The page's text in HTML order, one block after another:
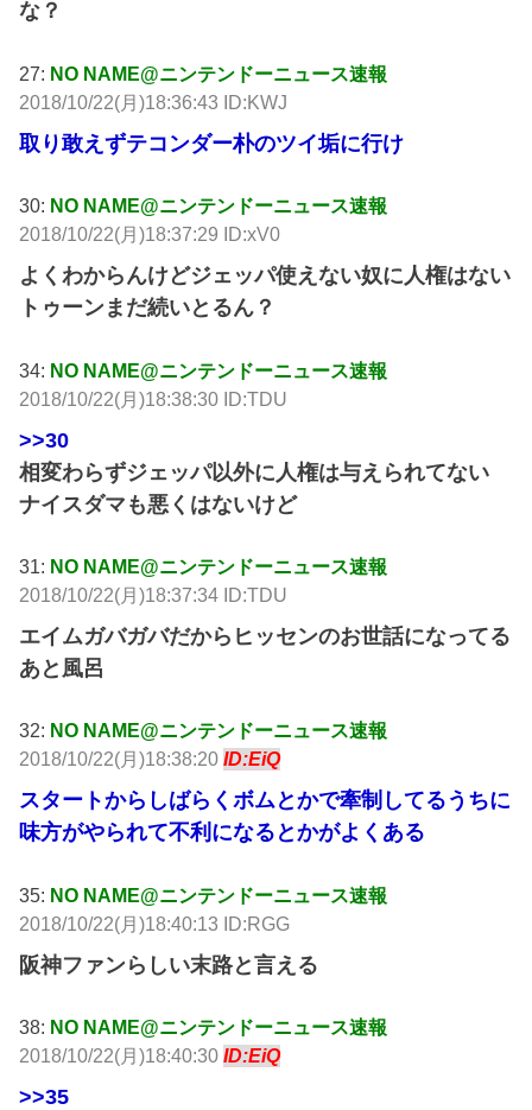
な？
27: NO NAME@ニンテンドーニュース速報
2018/10/22(月)18:36:43 ID:KWJ
取り敢えずテコンダー朴のツイ垢に行け
30: NO NAME@ニンテンドーニュース速報
2018/10/22(月)18:37:29 ID:xV0
よくわからんけどジェッパ使えない奴に人権はない
トゥーンまだ続いとるん？
34: NO NAME@ニンテンドーニュース速報
2018/10/22(月)18:38:30 ID:TDU
>>30
相変わらずジェッパ以外に人権は与えられてない
ナイスダマも悪くはないけど
31: NO NAME@ニンテンドーニュース速報
2018/10/22(月)18:37:34 ID:TDU
エイムガバガバだからヒッセンのお世話になってる
あと風呂
32: NO NAME@ニンテンドーニュース速報
2018/10/22(月)18:38:20ID:EiQ
スタートからしばらくボムとかで牽制してるうちに
味方がやられて不利になるとかがよくある
35: NO NAME@ニンテンドーニュース速報
2018/10/22(月)18:40:13 ID:RGG
阪神ファンらしい末路と言える
38: NO NAME@ニンテンドーニュース速報
2018/10/22(月)18:40:30ID:EiQ
>>35